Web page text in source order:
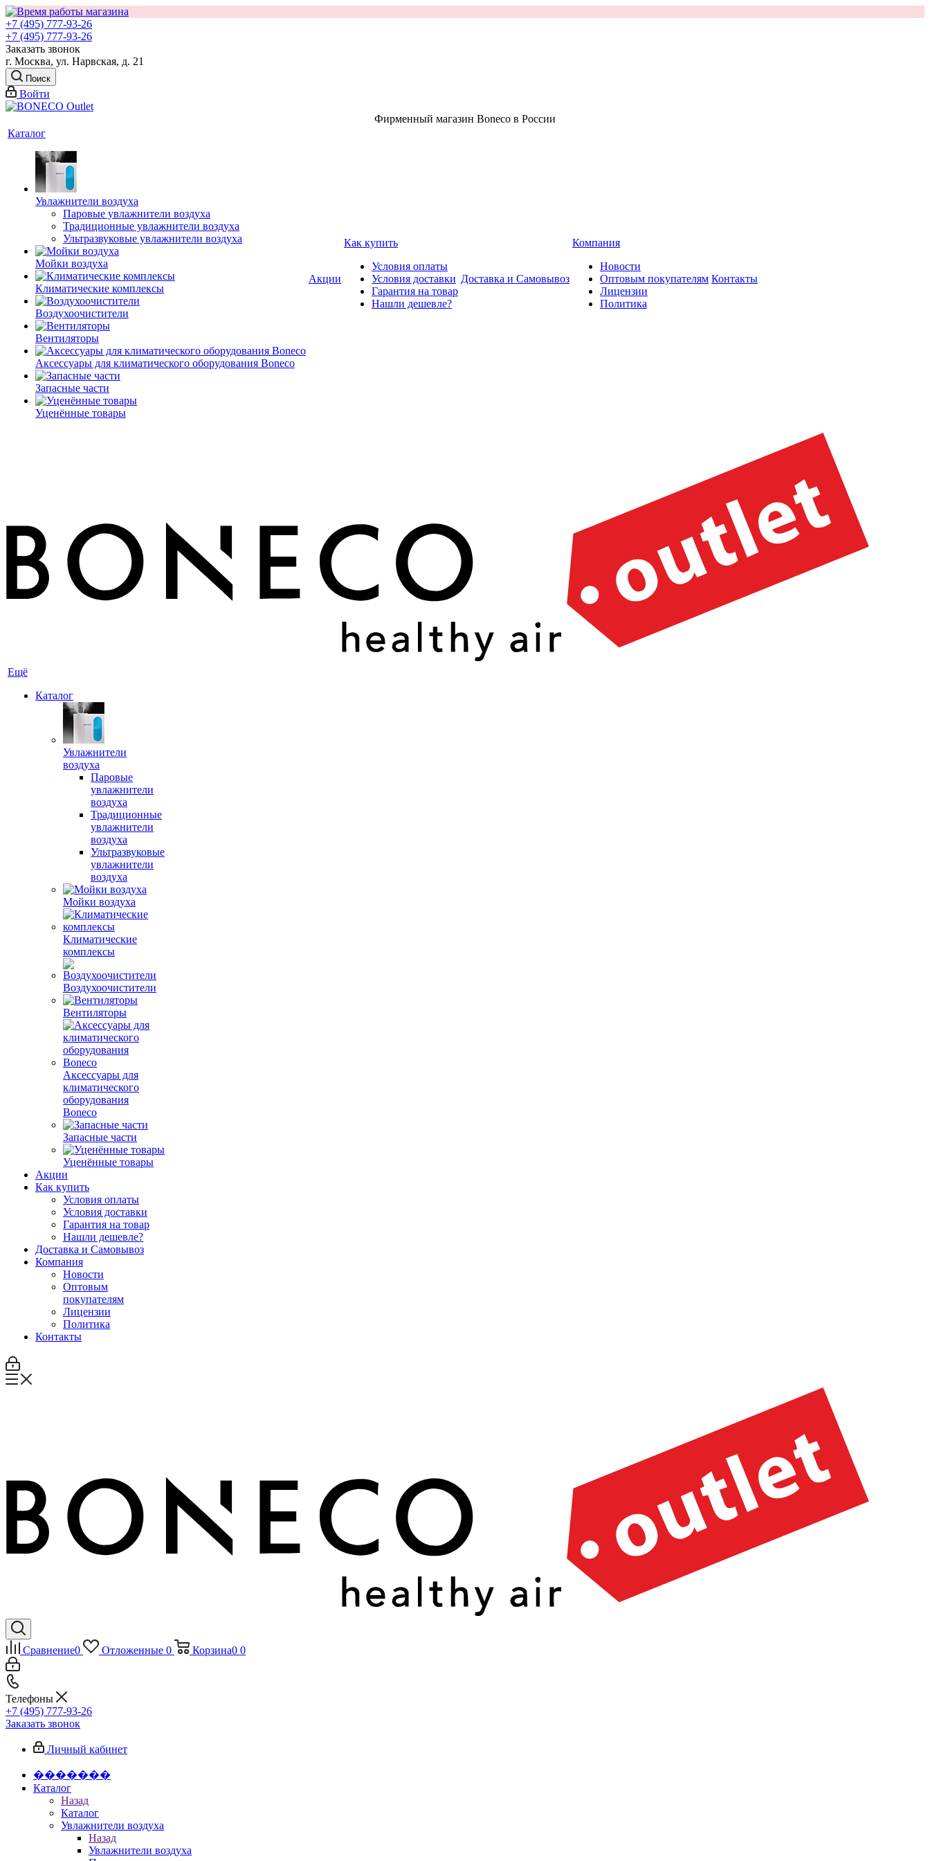
+7 (495) 777-93-26
+7 (495) 777-93-26
Заказать звонок
г. Москва, ул. Нарвская, д. 21
Поиск
Войти
Фирменный магазин Boneco в России
Каталог
Увлажнители воздуха
Паровые увлажнители воздуха
Традиционные увлажнители воздуха
Ультразвуковые увлажнители воздуха
Мойки воздуха
Климатические комплексы
Воздухоочистители
Вентиляторы
Аксессуары для климатического оборудования Boneco
Запасные части
Уценённые товары
Акции
Как купить
Условия оплаты
Условия доставки
Гарантия на товар
Нашли дешевле?
Доставка и Самовывоз
Компания
Новости
Оптовым покупателям
Лицензии
Политика
Контакты
Ещё
Каталог
Увлажнители
воздуха
Паровые
увлажнители
воздуха
Традиционные
увлажнители
воздуха
Ультразвуковые
увлажнители
воздуха
Мойки воздуха
Климатические
комплексы
Воздухоочистители
Вентиляторы
Аксессуары для
климатического
оборудования
Boneco
Запасные части
Уценённые товары
Акции
Как купить
Условия оплаты
Условия доставки
Гарантия на товар
Нашли дешевле?
Доставка и Самовывоз
Компания
Новости
Оптовым
покупателям
Лицензии
Политика
Контакты
Сравнение0 Отложенные 0 Корзина0 0
Телефоны
+7 (495) 777-93-26
Заказать звонок
Личный кабинет
�������
Каталог
Назад
Каталог
Увлажнители воздуха
Назад
Увлажнители воздуха